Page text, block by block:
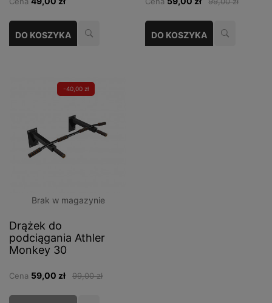
DO KOSZYKA DO KOSZYKA
-40,00 zł
Brak w magazynie
Drążek do
podciągania Athler
Monkey 30
Cena 59,00 zł 99,00 zł